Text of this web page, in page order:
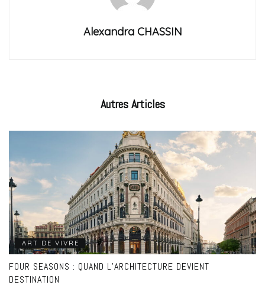
Alexandra CHASSIN
AutresArticles
ART DE VIVRE
FOUR SEASONS : QUAND L’ARCHITECTURE DEVIENT
DESTINATION